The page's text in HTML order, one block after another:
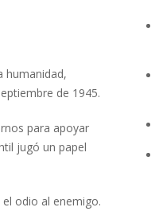
humanidad,
de 1945.
para apoyar
jugó un papel
odio al enemigo.